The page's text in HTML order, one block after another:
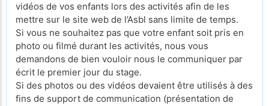
vidéos de vos enfants lors des activités afin de les
mettre sur le site web de l’Asbl sans limite de temps.
Si vous ne souhaitez pas que votre enfant soit pris en
photo ou filmé durant les activités, nous vous
demandons de bien vouloir nous le communiquer par
écrit le premier jour du stage.
Si des photos ou des vidéos devaient être utilisés à des
fins de support de communication (présentation de